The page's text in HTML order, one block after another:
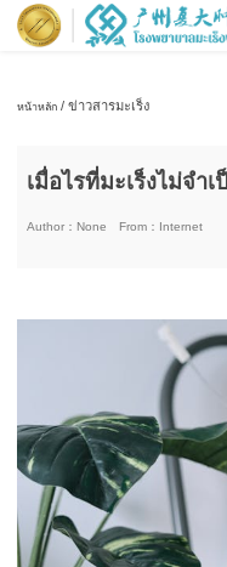
หน้าหลัก/ ข่าวสารมะเร็ง
เมื่อไรที่มะเร็งไม่จำ
Author： None From： Internet